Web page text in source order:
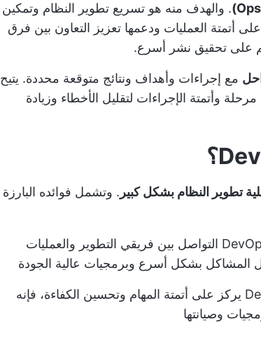
. والهدف منه هو تسريع تطوير النظام وتمكين
أتمتة العمليات ودعمها تعزيز التعاون بين فرق
على تحقيق نشر أسرع.
مع إجراءات وأهداف ونتائج متوقعة محددة. يتيح
وأتمتة الإجراءات لتقليل الأخطاء وزيادة
تطوير النظام بشكل كبير . وتشمل فوائده البارزة
تسهّل أدوات سير عمل DevOps التواصل بين فريقي التطوير والعمليات
المشاكل بشكل أسرع وبرمجيات عالية الجودة
نظرًا لأن سير عمل DevOps يركز على أتمتة المهام وتحسين الكفاءة، فإنه
وصيانتها